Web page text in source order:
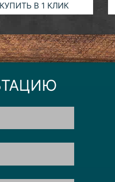
КУПИТЬ В 1 КЛИК